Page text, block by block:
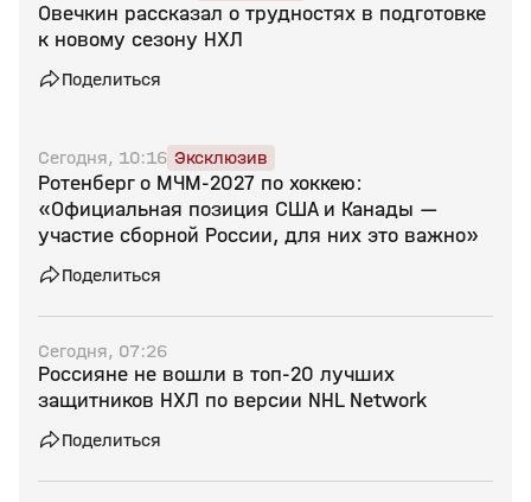
Овечкин рассказал о трудностях в подготовке
к новому сезону НХЛ
Поделиться
Сегодня, 10:16 Эксклюзив
Ротенберг о МЧМ‑2027 по хоккею:
«Официальная позиция США и Канады —
участие сборной России, для них это важно»
Поделиться
Сегодня, 07:26
Россияне не вошли в топ‑20 лучших
защитников НХЛ по версии NHL Network
Поделиться